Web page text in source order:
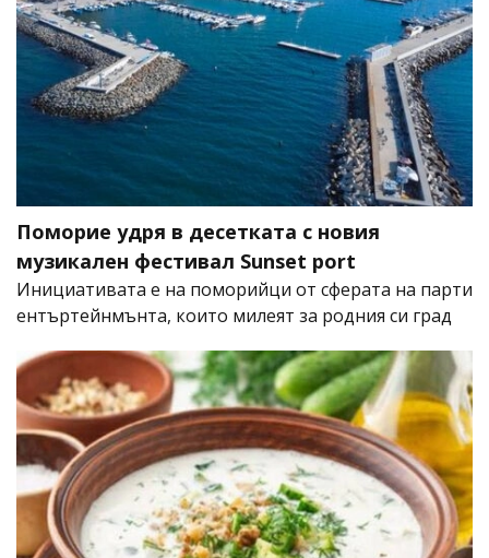
Поморие удря в десетката с новия
музикален фестивал Sunset port
Инициативата е на поморийци от сферата на парти
ентъртейнмънта, които милеят за родния си град